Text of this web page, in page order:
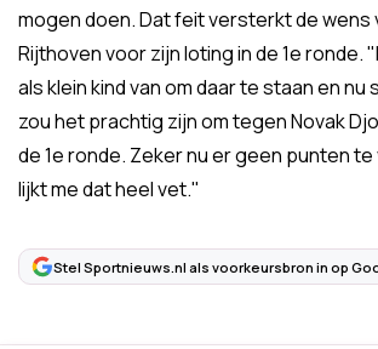
mogen doen. Dat feit versterkt de wens
Rijthoven voor zijn loting in de 1e ronde.
als klein kind van om daar te staan en nu
zou het prachtig zijn om tegen Novak
de 1e ronde. Zeker nu er geen punten
lijkt me dat heel vet."
Stel Sportnieuws.nl als voorkeursbron in op